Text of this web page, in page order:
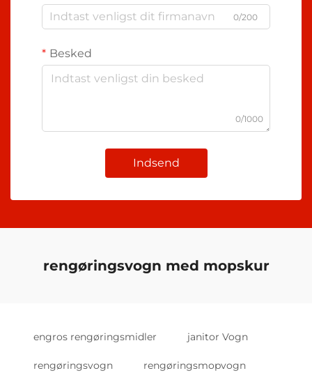
0/200
Besked
0/1000
Indsend
rengøringsvogn med mopskur
engros rengøringsmidler janitor Vogn
rengøringsvogn rengøringsmopvogn